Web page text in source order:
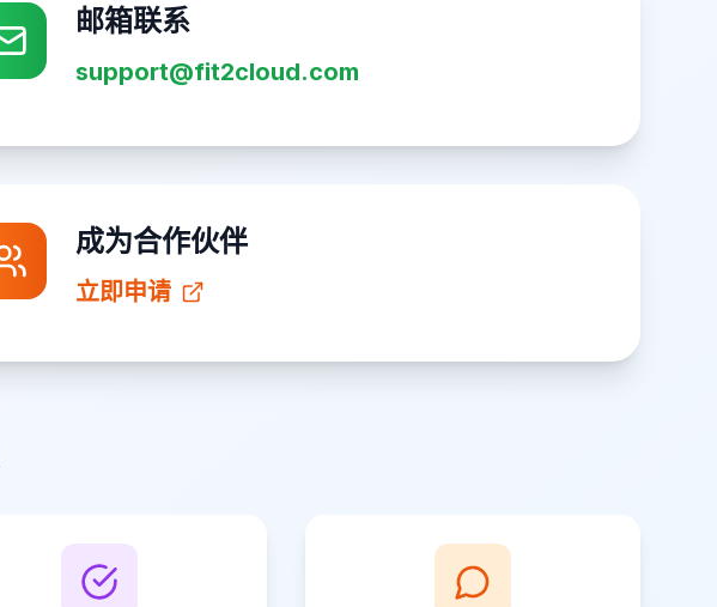
邮箱联系
support@fit2cloud.com
成为合作伙伴
立即申请